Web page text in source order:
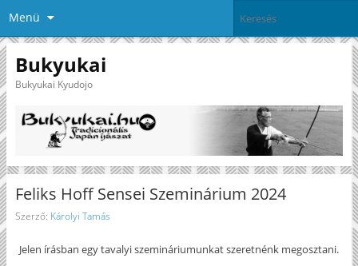
Menü
Bukyukai
Bukyukai Kyudojo
Feliks Hoff Sensei Szeminárium 2024
Szerző: Károlyi Tamás
Jelen írásban egy tavalyi szemináriumunkat szeretnénk megosztani.